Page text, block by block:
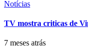
Notícias
TV mostra criticas de
7 meses atrás